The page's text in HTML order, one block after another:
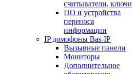
считыватели, ключи
ПО и устройства
переноса
информации
IP домофоны Bas-IP
Вызывные панели
Мониторы
Дополнительное